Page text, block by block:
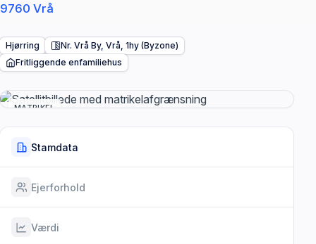
9760 Vrå
Hjørring
Nr. Vrå By, Vrå, 1hy (Byzone)
Fritliggende enfamiliehus
MATRIKEL
Stamdata
Ejerforhold
Værdi